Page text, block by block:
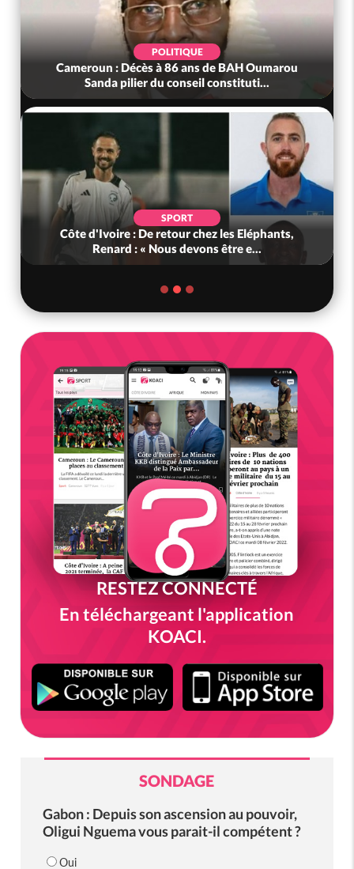
POLITIQUE
Cameroun : Décès à 86 ans de BAH Oumarou
Sanda pilier du conseil constituti...
SPORT
Côte d'Ivoire : De retour chez les Eléphants,
Renard : « Nous devons être e...
RESTEZ CONNECTÉ
En téléchargeant l'application
KOACI.
SONDAGE
Gabon : Depuis son ascension au pouvoir,
Oligui Nguema vous parait-il compétent ?
Oui